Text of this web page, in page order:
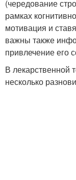
(чередование
рамках
мотивация и
важны также
привлечение его
В лекарственной
несколько